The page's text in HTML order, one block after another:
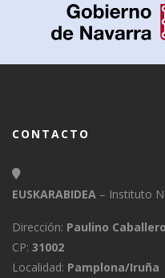
CONTACTO
EUSKARABIDEA – Instituto
Dirección: Paulino
CP: 31002
Localidad: Pamplona/Iruña